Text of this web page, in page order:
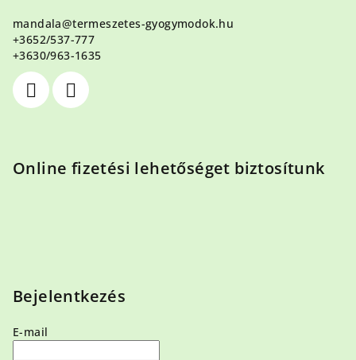
mandala@termeszetes-gyogymodok.hu
+3652/537-777
+3630/963-1635
Online fizetési lehetőséget biztosítunk
Bejelentkezés
E-mail